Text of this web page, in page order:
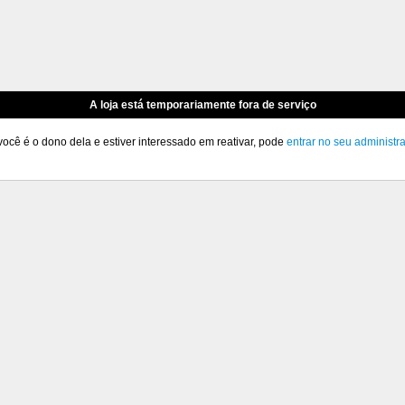
A loja está temporariamente fora de serviço
é o dono dela e estiver interessado em reativar, pode entrar no seu